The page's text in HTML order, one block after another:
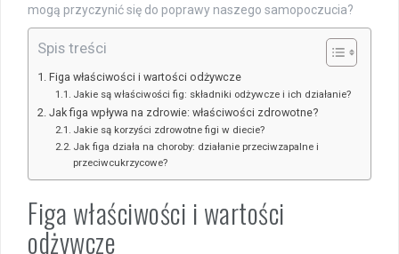
mogą przyczynić się do poprawy naszego samopoczucia?
Spis treści
Figa właściwości i wartości odżywcze
Jakie są właściwości fig: składniki odżywcze i ich działanie?
Jak figa wpływa na zdrowie: właściwości zdrowotne?
Jakie są korzyści zdrowotne figi w diecie?
Jak figa działa na choroby: działanie przeciwzapalne i
przeciwcukrzycowe?
Figa właściwości i wartości
odżywcze